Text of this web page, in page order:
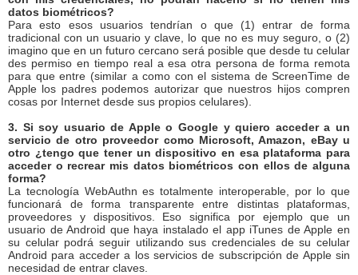
datos biométricos?
Para esto esos usuarios tendrían o que (1) entrar de forma
tradicional con un usuario y clave, lo que no es muy seguro, o (2)
imagino que en un futuro cercano será posible que desde tu celular
des permiso en tiempo real a esa otra persona de forma remota
para que entre (similar a como con el sistema de ScreenTime de
Apple los padres podemos autorizar que nuestros hijos compren
cosas por Internet desde sus propios celulares).
3. Si soy usuario de Apple o Google y quiero acceder a un
servicio de otro proveedor como Microsoft, Amazon, eBay u
otro ¿tengo que tener un dispositivo en esa plataforma para
acceder o recrear mis datos biométricos con ellos de alguna
forma?
La tecnología WebAuthn es totalmente interoperable, por lo que
funcionará de forma transparente entre distintas plataformas,
proveedores y dispositivos. Eso significa por ejemplo que un
usuario de Android que haya instalado el app iTunes de Apple en
su celular podrá seguir utilizando sus credenciales de su celular
Android para acceder a los servicios de subscripción de Apple sin
necesidad de entrar claves.